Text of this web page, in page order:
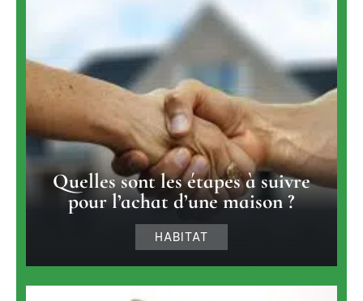
Quelles sont les étapes à suivre
pour l’achat d’une maison ?
HABITAT